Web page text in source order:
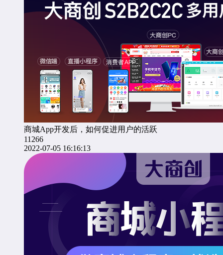
商城App开发后，如何促进用户的活跃
11266
2022-07-05 16:16:13